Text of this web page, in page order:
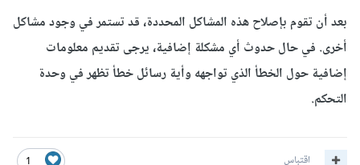
بعد أن تقوم بإصلاح هذه المشاكل المحددة، قد تستمر في وجود مشاكل
أخرى. في حال حدوث أي مشكلة إضافية، يرجى تقديم معلومات
إضافية حول الخطأ الذي تواجهه وأية رسائل خطأ تظهر في وحدة
التحكم.
اقتباس